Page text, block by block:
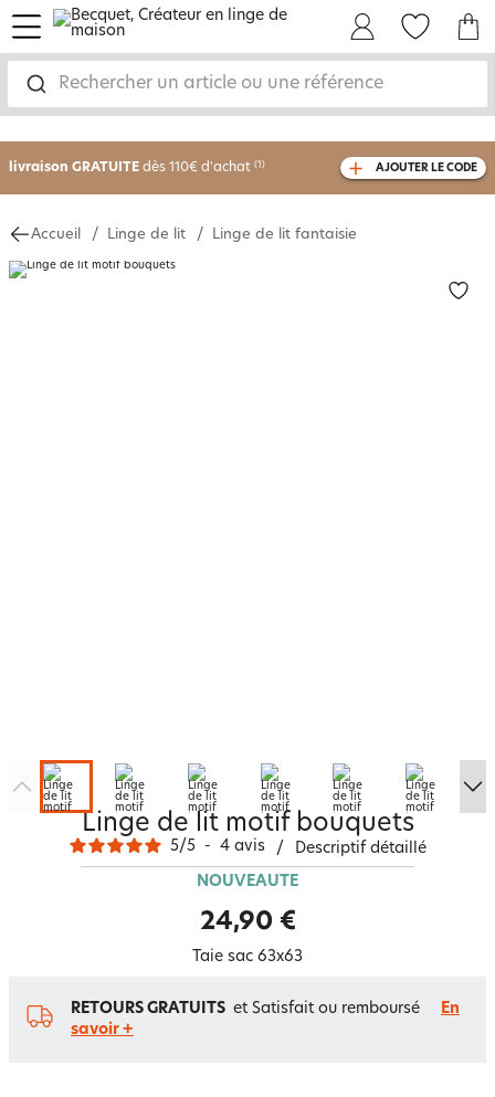
Rechercher un article ou une référence
menu
-30% sur votre commande
dès 2 articles
achetés
AJOUTER LE CODE
Accueil Linge de lit Linge de lit fantaisie
Linge de lit motif bouquets
5/5 - 4 avis / Descriptif détaillé
NOUVEAUTÉ
24,90 €
Taie sac 63x63
RETOURS GRATUITS et Satisfait ou remboursé
En
savoir +